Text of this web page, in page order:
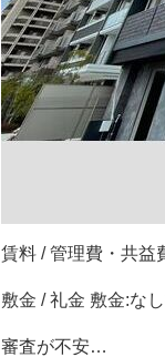
賃料 / 管理費・共益
敷金 / 礼金 敷金:な
審査が不安…